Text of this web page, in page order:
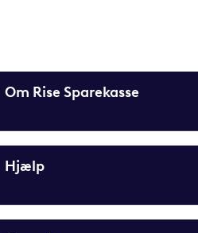
Om Rise Sparekasse
Hjælp